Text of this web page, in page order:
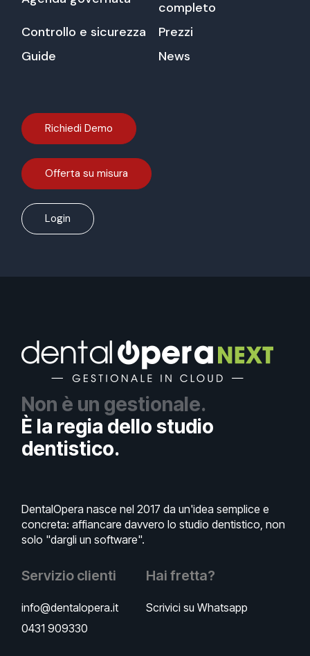
completo
Controllo e sicurezza
Prezzi
Guide
News
Richiedi Demo
Offerta su misura
Login
Non è un gestionale.
È la regia dello studio
dentistico.
DentalOpera nasce nel 2017 da un'idea semplice e
concreta: affiancare davvero lo studio dentistico, non
solo "dargli un software".
Servizio clienti
info@dentalopera.it
0431 909330
Hai fretta?
Scrivici su Whatsapp